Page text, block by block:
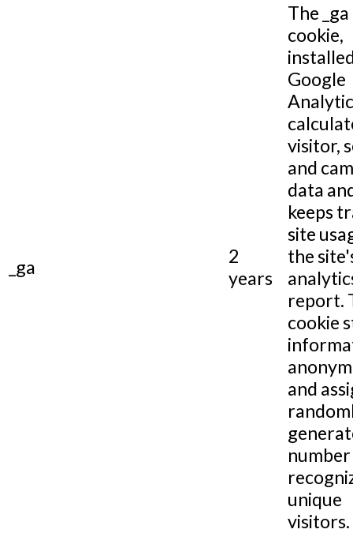
_ga
2
years
The _ga
cookie,
Google
visitor,
and
data
keeps
site
the
report.
cookie
and
unique
visitors.